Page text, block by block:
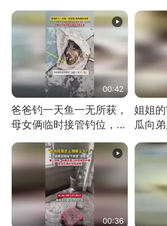
快乐长这样
奏感
到又
00:42
爸爸钓一天鱼一无所获，
母女俩临时接管钓位，用
玩具鱼竿钓上大鱼
姐姐
瓜向
网友
教！
00:36